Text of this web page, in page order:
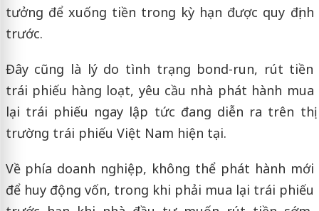
tưởng để xuống tiền trong kỳ hạn được quy định
trước.
Đây cũng là lý do tình trạng bond-run, rút tiền
trái phiếu hàng loạt, yêu cầu nhà phát hành mua
lại trái phiếu ngay lập tức đang diễn ra trên thị
trường trái phiếu Việt Nam hiện tại.
Về phía doanh nghiệp, không thể phát hành mới
để huy động vốn, trong khi phải mua lại trái phiếu